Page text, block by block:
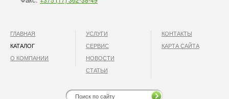
ГЛАВНАЯ
КАТАЛОГ
О КОМПАНИИ
УСЛУГИ
СЕРВИС
НОВОСТИ
СТАТЬИ
КОНТАКТЫ
КАРТА САЙТА